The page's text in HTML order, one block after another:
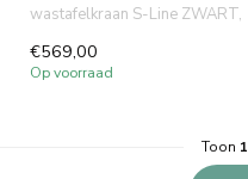
wastafelkraan S-Line ZWART,
messing. ...
€569,00
Op voorraad
Toon 1